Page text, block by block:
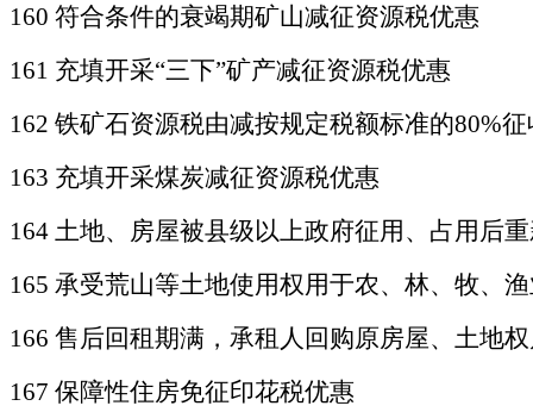
160 符合条件的衰竭期矿山减征资源税优惠
161 充填开采“三下”矿产减征资源税优惠
162 铁矿石资源税由减按规定税额标准的80%
163 充填开采煤炭减征资源税优惠
164 土地、房屋被县级以上政府征用、占用后
165 承受荒山等土地使用权用于农、林、牧、
166 售后回租期满，承租人回购原房屋、土地
167 保障性住房免征印花税优惠